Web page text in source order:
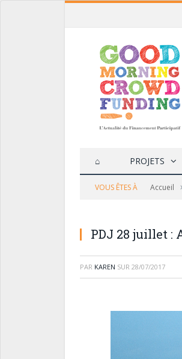
⌂ PROJETS
VOUS ÊTES À Accueil
PDJ 28 juillet :
PAR KAREN SUR 28/07/2017